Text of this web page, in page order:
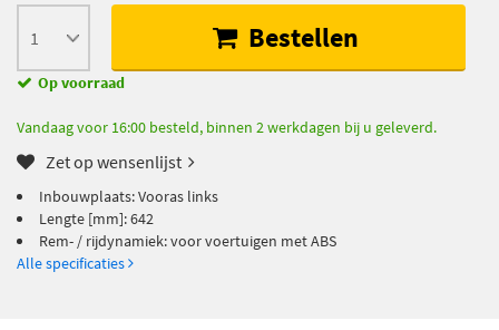
Bestellen
Op voorraad
Vandaag voor 16:00 besteld, binnen 2 werkdagen bij u geleverd.
Zet op wensenlijst
Inbouwplaats: Vooras links
Lengte [mm]: 642
Rem- / rijdynamiek: voor voertuigen met ABS
Alle specificaties